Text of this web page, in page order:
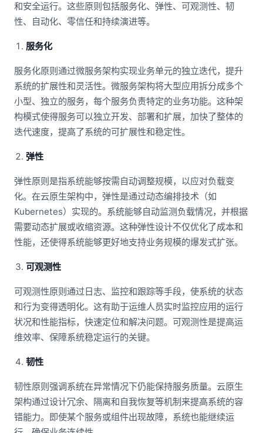
和安全运行。这些原则包括服务化、弹性、可观测性、韧
性、自动化、零信任和持续演进等。
服务化
服务化原则通过微服务架构实现业务单元的独立迭代，提升
系统的扩展性和灵活性。微服务架构将大型应用拆分成多个
小型、独立的服务，每个服务负责特定的业务功能。这种架
构模式使得服务可以独立开发、部署和扩展，加快了整体的
迭代速度，提高了系统的可扩展性和稳定性。
弹性
弹性原则是指系统能够按需自动调整规模，以应对负载变
化。在云原生架构中，弹性是通过动态编排技术（如
Kubernetes）实现的。系统能够自动监测负载情况，并根据
需要动态扩展或收缩资源。这种弹性设计不仅优化了成本和
性能，还使得系统能够更好地支持业务规模的爆发式扩张。
可观测性
可观测性原则通过日志、监控和跟踪等手段，使系统的状态
和行为变得透明化。这有助于运维人员实时监控应用的运行
状况和性能指标，快速定位和解决问题。可观测性是提高运
维效率、保障系统稳定运行的关键。
韧性
韧性原则强调系统在异常情况下仍能保持服务质量。云原生
架构通过设计冗余、隔离和自我恢复等机制来提高系统的容
错能力。即使某个服务或组件出现故障，系统也能继续运